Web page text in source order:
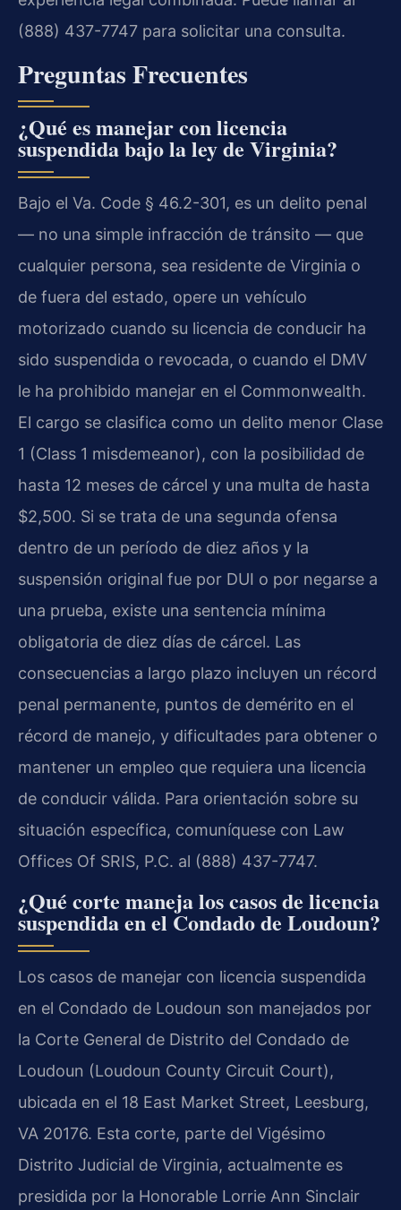
(888) 437-7747 para solicitar una consulta.
Preguntas Frecuentes
¿Qué es manejar con licencia
suspendida bajo la ley de Virginia?
Bajo el Va. Code § 46.2-301, es un delito penal
— no una simple infracción de tránsito — que
cualquier persona, sea residente de Virginia o
de fuera del estado, opere un vehículo
motorizado cuando su licencia de conducir ha
sido suspendida o revocada, o cuando el DMV
le ha prohibido manejar en el Commonwealth.
El cargo se clasifica como un delito menor Clase
1 (Class 1 misdemeanor), con la posibilidad de
hasta 12 meses de cárcel y una multa de hasta
$2,500. Si se trata de una segunda ofensa
dentro de un período de diez años y la
suspensión original fue por DUI o por negarse a
una prueba, existe una sentencia mínima
obligatoria de diez días de cárcel. Las
consecuencias a largo plazo incluyen un récord
penal permanente, puntos de demérito en el
récord de manejo, y dificultades para obtener o
mantener un empleo que requiera una licencia
de conducir válida. Para orientación sobre su
situación específica, comuníquese con Law
Offices Of SRIS, P.C. al (888) 437-7747.
¿Qué corte maneja los casos de licencia
suspendida en el Condado de Loudoun?
Los casos de manejar con licencia suspendida
en el Condado de Loudoun son manejados por
la Corte General de Distrito del Condado de
Loudoun (Loudoun County Circuit Court),
ubicada en el 18 East Market Street, Leesburg,
VA 20176. Esta corte, parte del Vigésimo
Distrito Judicial de Virginia, actualmente es
presidida por la Honorable Lorrie Ann Sinclair